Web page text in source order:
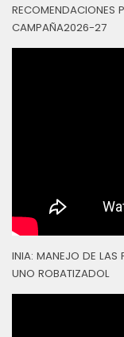
RECOMENDACIONES
CAMPAÑA2026-27
INIA: MANEJO DE LAS
UNO ROBATIZADOL